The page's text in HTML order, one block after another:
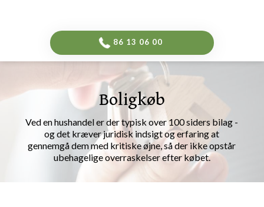
​86 13 06 00​
Boligkøb
​Ved en hushandel er der typisk over 100 siders bilag -
og det kræver juridisk indsigt og erfaring at
gennemgå dem med kritiske øjne, så der ikke opstår
ubehagelige overraskelser efter købet.